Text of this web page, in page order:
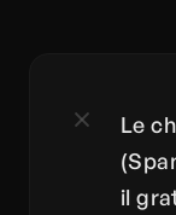
Le
il